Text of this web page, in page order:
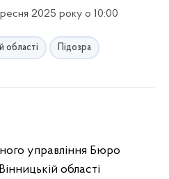
2025 року о 10:00
області Підозра
управління Бюро
області